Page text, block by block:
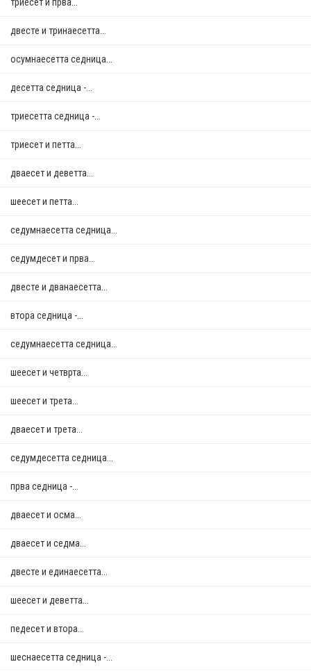
двестe и тринаесетта...
осумнaесетта седница...
десетта седница -...
триесетта седница -...
триесет и петта...
дваесет и деветта...
шеесет и петта...
седумнаесетта седница...
седумдесет и прва...
двестe и дванаесетта...
втора седница -...
седумнаесетта седница...
шеесет и четврта...
шеесет и трета...
дваесет и трета...
седумдесетта седница...
прва седница -...
дваесет и осма...
дваесет и седма...
двестe и единаесетта...
шеесет и деветта...
педесет и втора...
шеснаесетта седница -...